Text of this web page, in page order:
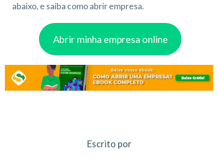
abaixo, e saiba como abrir empresa.
Abrir minha empresa online
Escrito por